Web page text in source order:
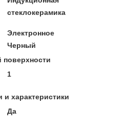
стеклокерамика
Электронное
Черный
поверхности
1
характеристики
Да